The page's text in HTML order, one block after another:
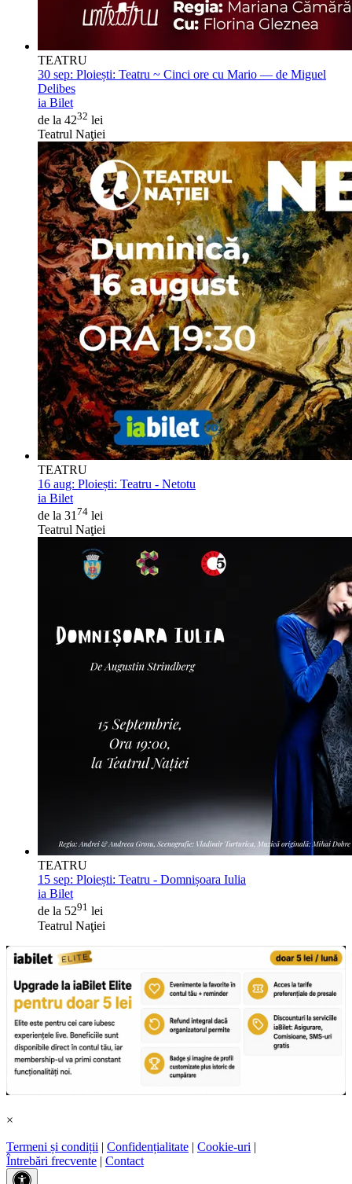
TEATRU
30 sep: Ploiești: Teatru ~ Cinci ore cu Mario — de Miguel
Delibes
ia Bilet
de la 4232 lei
Teatrul Naţiei
TEATRU
16 aug: Ploiești: Teatru - Netotu
ia Bilet
de la 31 74 lei
Teatrul Naţiei
TEATRU
15 sep: Ploiești: Teatru - Domnișoara Iulia
ia Bilet
de la 5291 lei
Teatrul Naţiei
×
Termeni și condiții | Confidențialitate | Cookie-uri |
Întrebări frecvente | Contact